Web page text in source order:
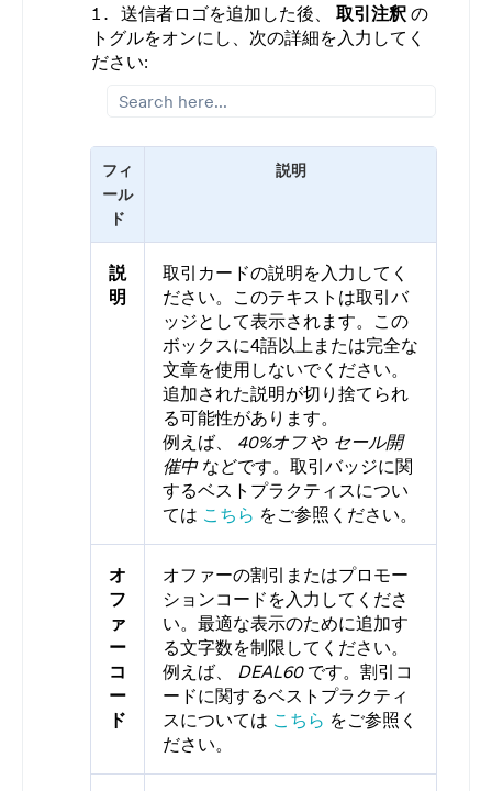
送信者ロゴを追加した後、 取引注釈 の
トグルをオンにし、次の詳細を入力してく
ださい:
フィ
ール
ド
説明
説
明
取引カードの説明を入力してく
ださい。このテキストは取引バ
ッジとして表示されます。この
ボックスに4語以上または完全な
文章を使用しないでください。
追加された説明が切り捨てられ
る可能性があります。
例えば、 40%オフや セール開
催中 などです。取引バッジに関
するベストプラクティスについ
ては こちら をご参照ください。
オ
フ
ァ
ー
コ
ー
ド
オファーの割引またはプロモー
ションコードを入力してくださ
い。最適な表示のために追加す
る文字数を制限してください。
例えば、 DEAL60 です。割引コ
ードに関するベストプラクティ
スについては こちら をご参照く
ださい。